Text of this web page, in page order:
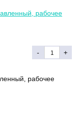
- +
рабочее